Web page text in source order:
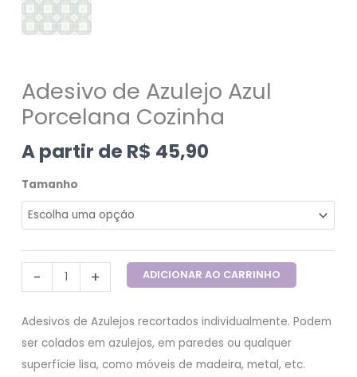
Adesivo de Azulejo Azul
Porcelana Cozinha
A partir de R$ 45,90
Tamanho
- + ADICIONAR AO CARRINHO
Adesivos de Azulejos recortados individualmente. Podem
ser colados em azulejos, em paredes ou qualquer
superfície lisa, como móveis de madeira, metal, etc.